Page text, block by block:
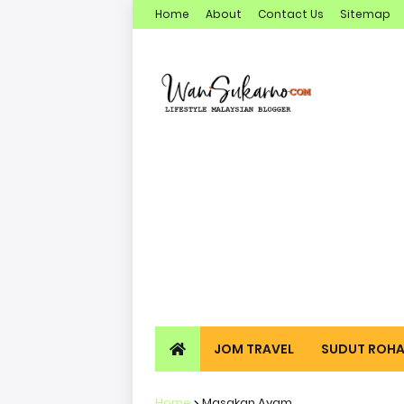
Home About Contact Us Sitemap
JOM TRAVEL SUDUT